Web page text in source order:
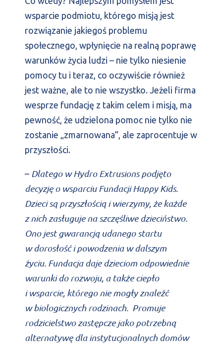
wsparcie podmiotu, którego misją jest
rozwiązanie jakiegoś problemu
społecznego, wpłynięcie na realną poprawę
warunków życia ludzi – nie tylko niesienie
pomocy tu i teraz, co oczywiście również
jest ważne, ale to nie wszystko. Jeżeli firma
wesprze fundację z takim celem i misją, ma
pewność, że udzielona pomoc nie tylko nie
zostanie „zmarnowana”, ale zaprocentuje w
przyszłości.
– Dlatego w Hydro Extrusions podjęto
decyzję o wsparciu Fundacji Happy Kids.
Dzieci są przyszłością i wierzymy, że każde
z nich zasługuje na szczęśliwe dzieciństwo.
Ono jest gwarancją udanego startu
w dorosłość i powodzenia w dalszym
życiu. Fundacja daje dzieciom odpowiednie
warunki do rozwoju, a także ciepło
i wsparcie, którego nie mogły znaleźć
w biologicznych rodzinach. Promuje
rodzicielstwo zastępcze jako potrzebną
alternatywę dla instytucjonalnych domów